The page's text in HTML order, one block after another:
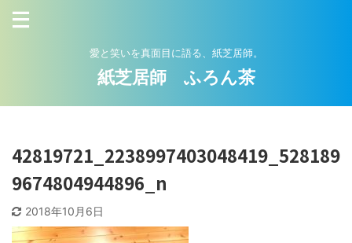
愛と笑いを真面目に語る、紙芝居師。
紙芝居師 ふろん茶
42819721_2238997403048419_528189
9674804944896_n
2018年10月6日